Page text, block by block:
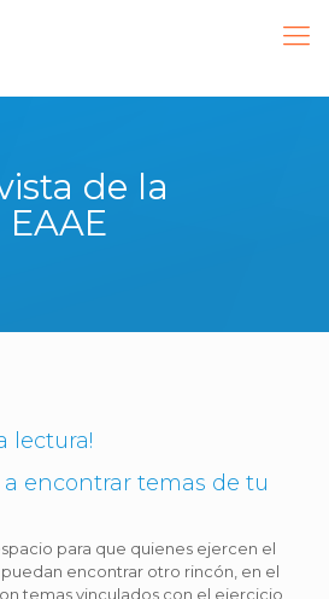
de la
EAAE
lectura!
a encontrar temas de tu
para que quienes ejercen el
encontrar otro rincón, en el
temas vinculados con el ejercicio